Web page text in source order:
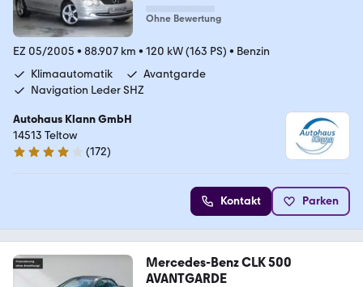
Ohne Bewertung
EZ 05/2005 • 88.907 km • 120 kW (163 PS) • Benzin
Klimaautomatik
Avantgarde
Navigation Leder SHZ
Autohaus Klann GmbH
14513 Teltow
4 Sterne
(172)
Kontakt Parken
Mercedes-Benz CLK 500
AVANTGARDE